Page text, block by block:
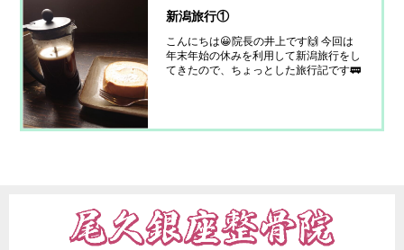
新潟旅行①
こんにちは😀院長の井上です🙌 今回は
年末年始の休みを利用して新潟旅行をし
てきたので、ちょっとした旅行記です🚃
す！ まずは新幹線で越後湯沢駅に向か